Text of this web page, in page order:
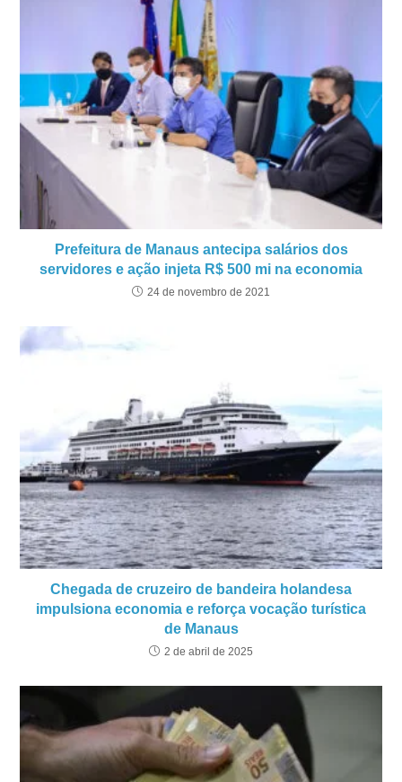
Prefeitura de Manaus antecipa salários dos
servidores e ação injeta R$ 500 mi na economia
24 de novembro de 2021
Chegada de cruzeiro de bandeira holandesa
impulsiona economia e reforça vocação turística
de Manaus
2 de abril de 2025